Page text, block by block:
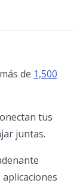
de 1,500
tus
juntas.